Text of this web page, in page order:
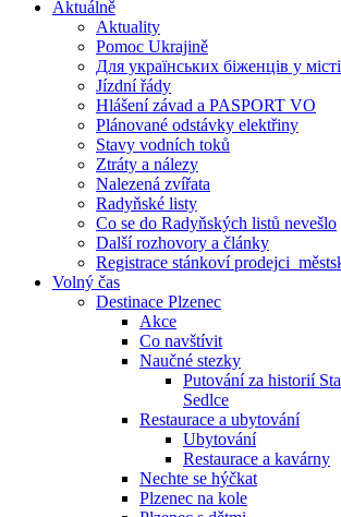
Aktuálně
Aktuality
Pomoc Ukrajině
Для українських біженців у
Jízdní řády
Hlášení závad a PASPORT VO
Plánované odstávky elektřiny
Stavy vodních toků
Ztráty a nálezy
Nalezená zvířata
Radyňské listy
Co se do Radyňských listů nevešlo
Další rozhovory a články
Registrace stánkoví
Volný čas
Destinace Plzenec
Akce
Co navštívit
Naučné stezky
Putování za historií
Sedlce
Restaurace a ubytování
Ubytování
Restaurace a kavárny
Nechte se hýčkat
Plzenec na kole